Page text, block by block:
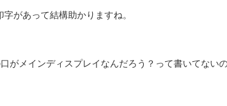
があって結構助かりますね。
がメインディスプレイなんだろう？って書いてない